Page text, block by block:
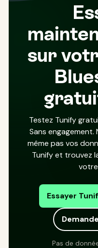
sur
Testez Tunify
Sans engagement.
même pas vos
Tunify et trouvez
Essayer
Pas de